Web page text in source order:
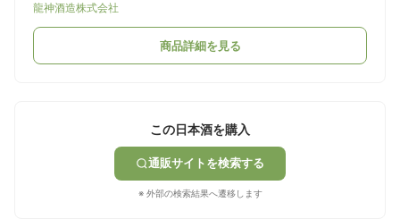
龍神酒造株式会社
商品詳細を見る
この日本酒を購入
通販サイトを検索する
※ 外部の検索結果へ遷移します